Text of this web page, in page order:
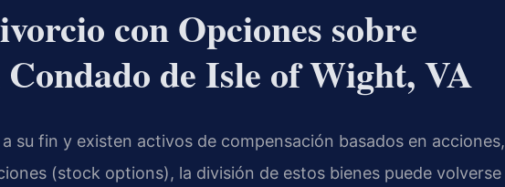
con Opciones sobre
Condado de Isle of Wight, VA
su fin y existen activos de compensación basados en acciones,
(stock options), la división de estos bienes puede volverse